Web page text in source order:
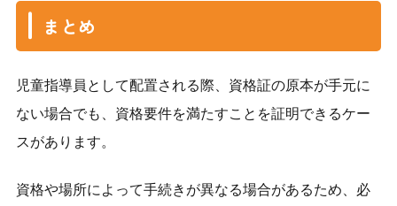
まとめ
児童指導員として配置される際、資格証の原本が手元に
ない場合でも、資格要件を満たすことを証明できるケー
スがあります。
資格や場所によって手続きが異なる場合があるため、必